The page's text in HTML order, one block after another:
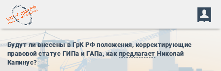
Будут ли внесены в ГрК РФ положения, корректирующие
правовой статус ГИПа и ГАПа, как предлагает Николай
Капинус?